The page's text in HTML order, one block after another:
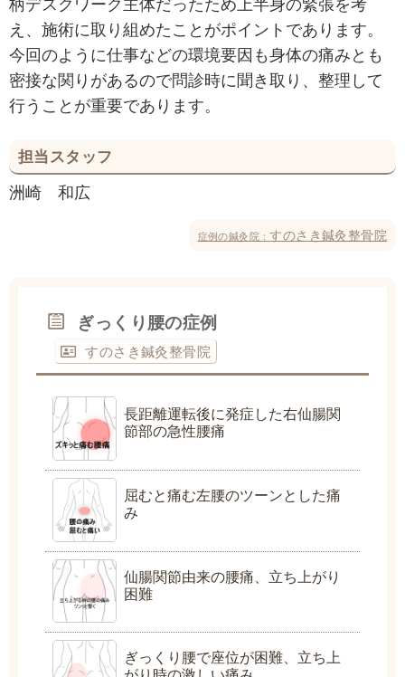
え、施術に取り組めたことがポイントであります。
今回のように仕事などの環境要因も身体の痛みとも
密接な関りがあるので問診時に聞き取り、整理して
行うことが重要であります。
担当スタッフ
洲崎 和広
症例の鍼灸院：すのさき鍼灸整骨院
ぎっくり腰の症例
すのさき鍼灸整骨院
長距離運転後に発症した右仙腸関
節部の急性腰痛
屈むと痛む左腰のツーンとした痛
み
仙腸関節由来の腰痛、立ち上がり
困難
ぎっくり腰で座位が困難、立ち上